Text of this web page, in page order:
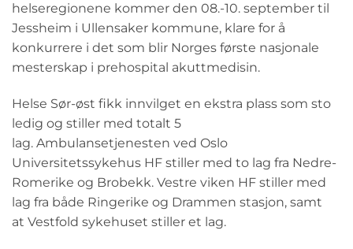
helseregionene kommer den 08.-10. september til
Jessheim i Ullensaker kommune, klare for å
konkurrere i det som blir Norges første nasjonale
mesterskap i prehospital akuttmedisin.
Helse Sør-øst fikk innvilget en ekstra plass som sto
ledig og stiller med totalt 5
lag. Ambulansetjenesten ved Oslo
Universitetssykehus HF stiller med to lag fra Nedre-
Romerike og Brobekk. Vestre viken HF stiller med
lag fra både Ringerike og Drammen stasjon, samt
at Vestfold sykehuset stiller et lag.